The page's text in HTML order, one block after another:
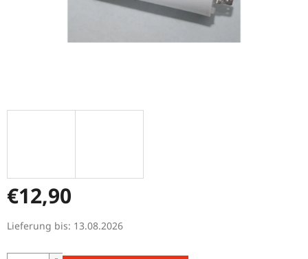
€12,90
Verkaufspreis:
Lieferung bis: 13.08.2026